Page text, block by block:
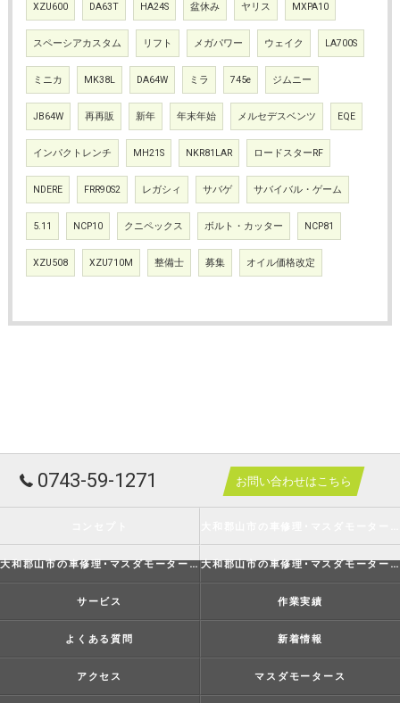
XZU600 DA63T HA24S 盆休み ヤリス MXPA10
スペーシアカスタム リフト メガパワー ウェイク LA700S
ミニカ MK38L DA64W ミラ 745e ジムニー
JB64W 再再販 新年 年末年始 メルセデスベンツ EQE
インパクトレンチ MH21S NKR81LAR ロードスターRF
NDERE FRR90S2 レガシィ サバゲ サバイバル・ゲーム
5.11 NCP10 クニペックス ボルト・カッター NCP81
XZU508 XZU710M 整備士 募集 オイル価格改定
0743-59-1271 お問い合わせはこちら
大和郡山市の車修理･マスダモータースの評判 大和郡山市の車修理･マスダモータースのお客様の声
サービス 作業実績
よくある質問 新着情報
アクセス マスダモータース